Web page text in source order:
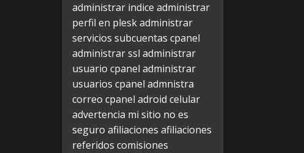
administrar indice administrar
perfil en pleskadministrar
servicios subcuentas cpanel
administrar ssl administrar
usuario cpanel administrar
usuarios cpanel admnistra
correo cpanel adroid celular
advertencia mi sitio no es
seguro afiliaciones afiliaciones
referidos comisiones